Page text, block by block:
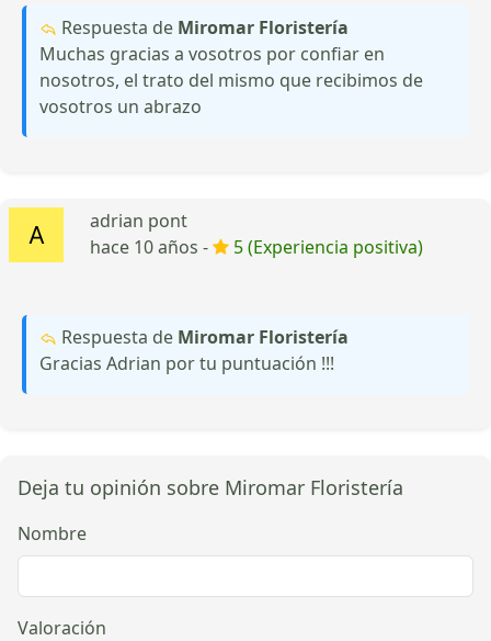
Respuesta de Miromar Floristería
Muchas gracias a vosotros por confiar en
nosotros, el trato del mismo que recibimos de
vosotros un abrazo
adrian pont
hace 10 años -
5 (Experiencia positiva)
Respuesta de Miromar Floristería
Gracias Adrian por tu puntuación !!!
Deja tu opinión sobre Miromar Floristería
Nombre
Valoración